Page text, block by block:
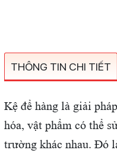
THÔNG TIN CHI TIẾT
Kệ để hàng là giải
hóa, vật phẩm có thể
trường khác nhau. Đó